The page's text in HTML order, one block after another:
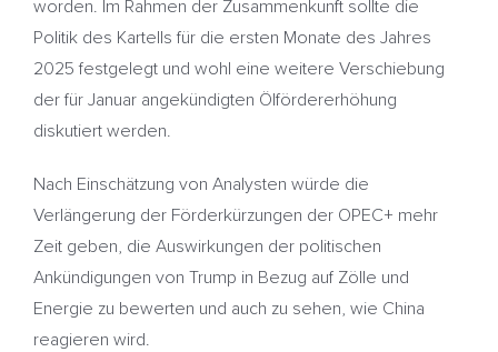
worden. Im Rahmen der Zusammenkunft sollte die
Politik des Kartells für die ersten Monate des Jahres
2025 festgelegt und wohl eine weitere Verschiebung
der für Januar angekündigten Ölfördererhöhung
diskutiert werden.
Nach Einschätzung von Analysten würde die
Verlängerung der Förderkürzungen der OPEC+ mehr
Zeit geben, die Auswirkungen der politischen
Ankündigungen von Trump in Bezug auf Zölle und
Energie zu bewerten und auch zu sehen, wie China
reagieren wird.